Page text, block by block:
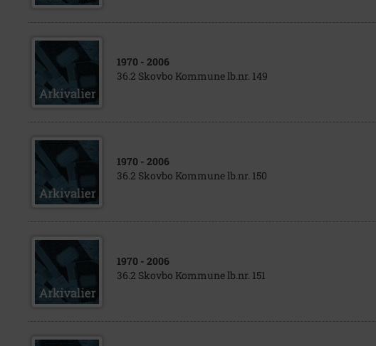
1970 - 2006
36.2 Skovbo Kommune lb.nr. 149
1970 - 2006
36.2 Skovbo Kommune lb.nr. 150
1970 - 2006
36.2 Skovbo Kommune lb.nr. 151